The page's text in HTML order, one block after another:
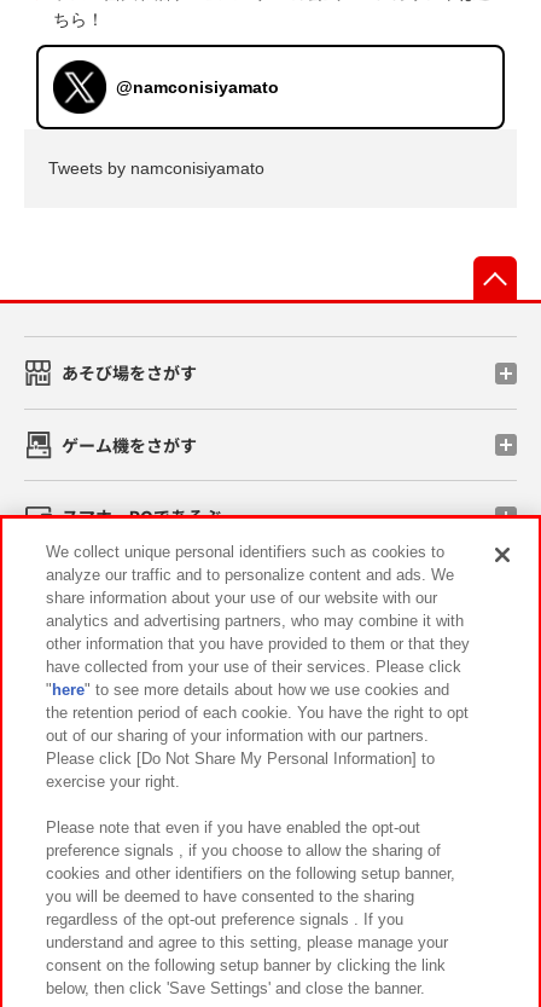
ちら！
@namconisiyamato
Tweets by namconisiyamato
あそび場をさがす
ゲーム機をさがす
スマホ・PCであそぶ
イベント・キャンペーン
関連会社 サステナビリティ サイトポリシー
プライバシーポリシー ウェブアクセシビリティ方針と検証結果
お取引先さまとともに
カスタマーハラスメント対応方針 よくあるご質問・お問い合わせ
©Bandai Namco Amusement Inc.
We collect unique personal identifiers such as cookies to
analyze our traffic and to personalize content and ads. We
share information about your use of our website with our
analytics and advertising partners, who may combine it with
other information that you have provided to them or that they
have collected from your use of their services. Please click
" here" to see more details about how we use cookies and
the retention period of each cookie. You have the right to opt
out of our sharing of your information with our partners.
Please click [Do Not Share My Personal Information] to
exercise your right.
Please note that even if you have enabled the opt-out
preference signals , if you choose to allow the sharing of
cookies and other identifiers on the following setup banner,
you will be deemed to have consented to the sharing
regardless of the opt-out preference signals . If you
understand and agree to this setting, please manage your
consent on the following setup banner by clicking the link
below, then click 'Save Settings' and close the banner.